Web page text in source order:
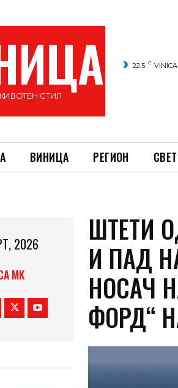
СТИЛ
22.5 C VINICA
ВИНИЦА РЕГИОН СВЕТ
2026
MK
ШТЕТИ
И ПАД
НОСАЧ
ФОРД“